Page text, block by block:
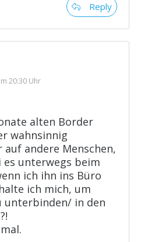
Reply
20:30 Uhr
alten Border
wahnsinnig
andere Menschen,
es unterwegs beim
ich ihn ins Büro
ich mich, um
unterbinden/ in den